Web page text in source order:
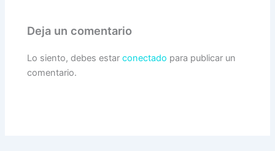
Deja un comentario
Lo siento, debes estarconectado para publicar un
comentario.